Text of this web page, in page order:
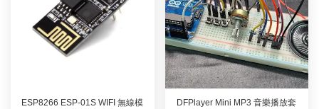
ESP8266 ESP-01S WIFI 無線模
DFPlayer Mini MP3 音樂播放套